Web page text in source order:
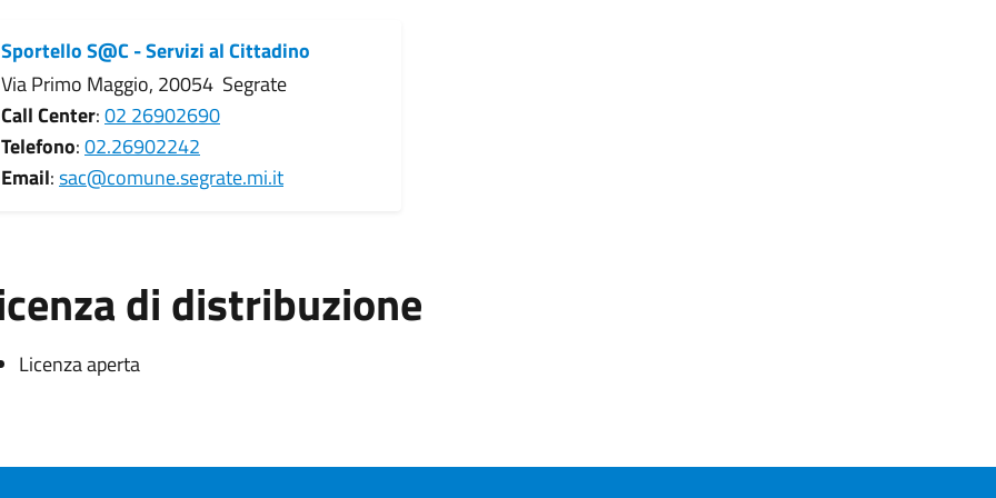
Sportello S@C - Servizi al Cittadino
Via Primo Maggio, 20054 Segrate
Call Center:02 26902690
Telefono:02.26902242
Email:sac@comune.segrate.mi.it
di distribuzione
Licenza aperta